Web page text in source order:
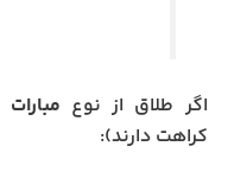
اگر طلاق از نوع مبارات
کراهت دارند):